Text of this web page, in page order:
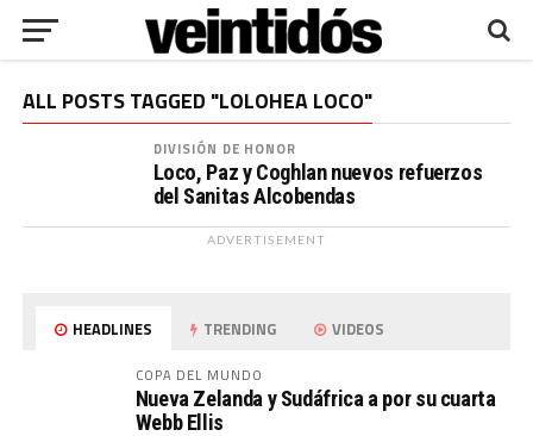
ALL POSTS TAGGED "LOLOHEA LOCO"
DIVISIÓN DE HONOR
Loco, Paz y Coghlan nuevos refuerzos
del Sanitas Alcobendas
ADVERTISEMENT
HEADLINES TRENDING VIDEOS
COPA DEL MUNDO
Nueva Zelanda y Sudáfrica a por su cuarta
Webb Ellis